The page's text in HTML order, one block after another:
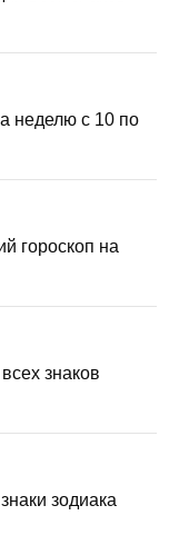
неделю с 10 по
гороскоп на
знаков
зодиака